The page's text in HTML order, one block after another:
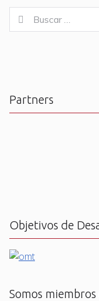
for:
Buscar
Partners
Objetivos de
Somos miembros